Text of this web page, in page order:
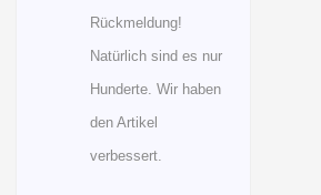
Rückmeldung!
Natürlich sind es nur
Hunderte. Wir haben
den Artikel
verbessert.